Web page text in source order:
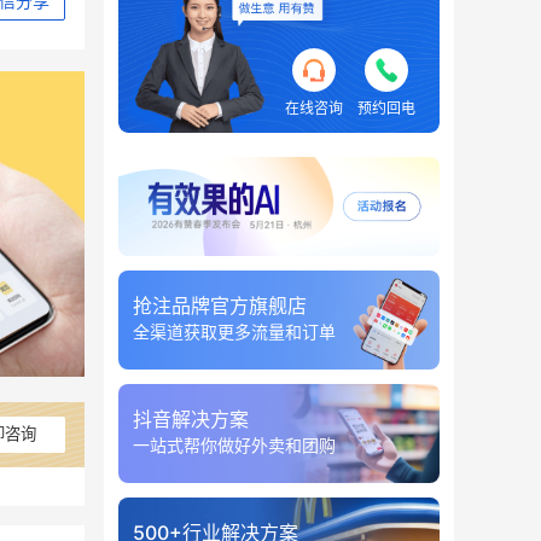
咨询
在线咨询 预约回电
抢注品牌官方旗舰店
全渠道获取更多流量和订单
抖音解决方案
一站式帮你做好外卖和团购
500+行业解决方案